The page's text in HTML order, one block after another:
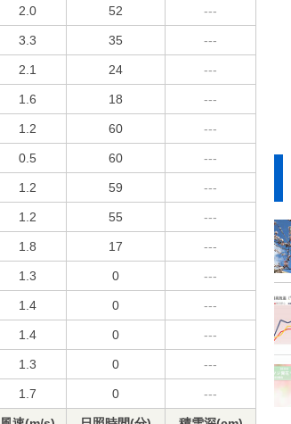
2.0 52 ---
3.3 35 ---
2.1 24 ---
1.6 18 ---
1.2 60 ---
0.5 60 ---
1.2 59 ---
1.2 55 ---
1.8 17 ---
1.3 0 ---
1.4 0 ---
1.4 0 ---
1.3 0 ---
1.7 0 ---